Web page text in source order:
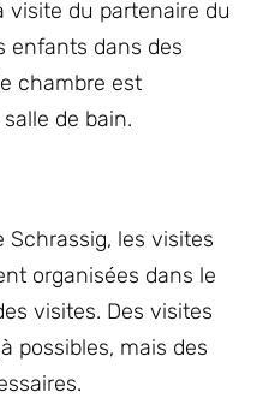
du partenaire du
enfants dans des
chambre est
de bain.
les visites
organisées dans le
visites. Des visites
possibles, mais des